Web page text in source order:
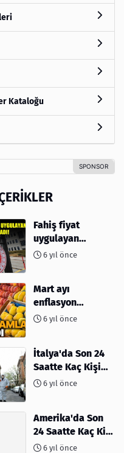
Kataloğu
Fahiş fiyat
uygulayan
firmalar açıklandı
6 yıl önce
Mart ayı
enflasyon
rakamları
6 yıl önce
İtalya'da Son 24
Saatte Kaç Kişi
Öldü6 yıl önce
Amerika'da Son
24 Saatte Kaç Kişi
Öldü - 06 Nisan
6 yıl önce